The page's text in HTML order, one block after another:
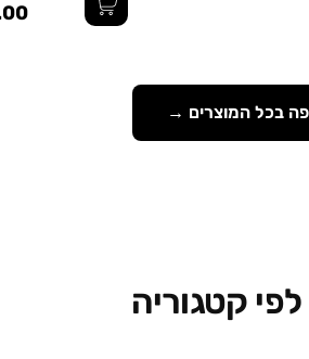
בכל המוצרים →
לפי קטגוריה